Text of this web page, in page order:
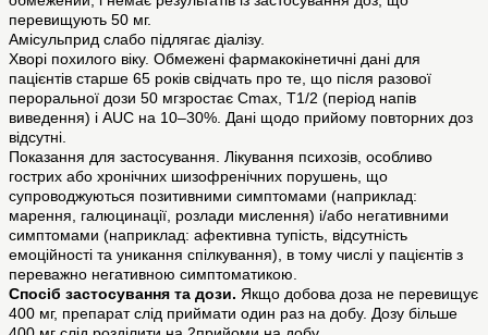
перевищують 50 мг.
Амісульприд слабо підлягає діалізу.
Хворі похилого віку. Обмежені фармакокінетичні дані для
пацієнтів старше 65 років свідчать про те, що після разової
пероральної дози 50 мгзростає Cmax, T1/2 (період напів
виведення) і AUC на 10–30%. Дані щодо прийому повторних доз
відсутні.
Показання для застосування. Лікування психозів, особливо
гострих або хронічних шизофренічних порушень, що
супроводжуються позитивними симптомами (наприклад:
марення, галюцинації, розлади мислення) і/або негативними
симптомами (наприклад: афективна тупість, відсутність
емоційності та уникання спілкування), в тому числі у пацієнтів з
переважно негативною симптоматикою.
Спосіб застосування та дози. Якщо добова доза не перевищує
400 мг, препарат слід приймати один раз на добу. Дозу більше